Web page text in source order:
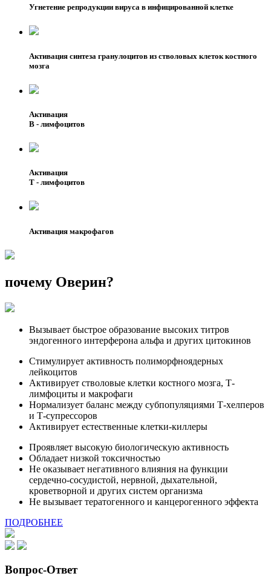
Угнетение репродукции вируса в инфицированной клетке
Активация синтеза гранулоцитов из стволовых клеток костного
мозга
Активация
В - лимфоцитов
Активация
Т - лимфоцитов
Активация макрофагов
почему Оверин?
Вызывает быстрое образование высоких титров
эндогенного интерферона альфа и других цитокинов
Стимулирует активность полиморфноядерных
лейкоцитов
Активирует стволовые клетки костного мозга, Т-
лимфоциты и макрофаги
Нормализует баланс между субпопуляциями Т-хелперов
и Т-супрессоров
Активирует естественные клетки-киллеры
Проявляет высокую биологическую активность
Обладает низкой токсичностью
Не оказывает негативного влияния на функции
сердечно-сосудистой, нервной, дыхательной,
кроветворной и других систем организма
Не вызывает тератогенного и канцерогенного эффекта
ПОДРОБНЕЕ
Вопрос-Ответ